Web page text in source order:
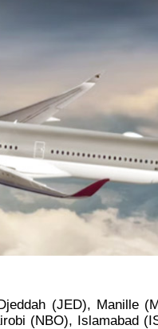
(JED), Manille
(NBO), Islamabad